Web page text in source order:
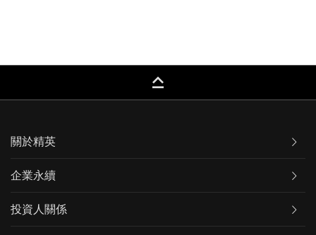
keyboard_capslock
關於精英
企業永續
投資人關係